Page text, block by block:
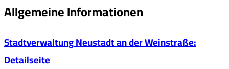
Allgemeine Informationen
Stadtverwaltung Neustadt an der Weinstraße:
Detailseite